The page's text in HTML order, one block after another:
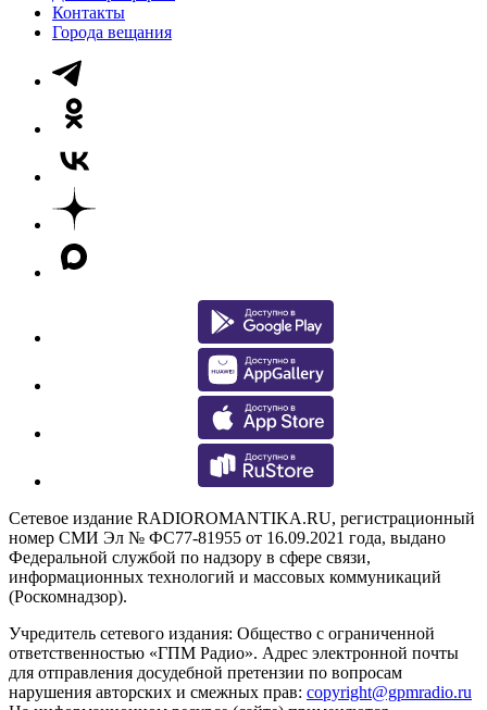
Контакты
Города вещания
Сетевое издание RADIOROMANTIKA.RU, регистрационный
номер СМИ Эл № ФС77-81955 от 16.09.2021 года, выдано
Федеральной службой по надзору в сфере связи,
информационных технологий и массовых коммуникаций
(Роскомнадзор).
Учредитель сетевого издания: Общество с ограниченной
ответственностью «ГПМ Радио». Адрес электронной почты
для отправления досудебной претензии по вопросам
нарушения авторских и смежных прав: copyright@gpmradio.ru